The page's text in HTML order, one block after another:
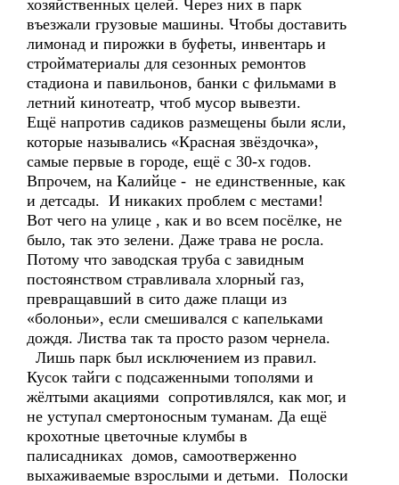
хозяйственных целей. Через них в парк
въезжали грузовые машины. Чтобы доставить
лимонад и пирожки в буфеты, инвентарь и
стройматериалы для сезонных ремонтов
стадиона и павильонов, банки с фильмами в
летний кинотеатр, чтоб мусор вывезти.
Ещё напротив садиков размещены были ясли,
которые назывались «Красная звёздочка»,
самые первые в городе, ещё с 30-х годов.
Впрочем, на Калийце - не единственные, как
и детсады. И никаких проблем с местами!
Вот чего на улице , как и во всем посёлке, не
было, так это зелени. Даже трава не росла.
Потому что заводская труба с завидным
постоянством стравливала хлорный газ,
превращавший в сито даже плащи из
«болоньи», если смешивался с капельками
дождя. Листва так та просто разом чернела.
Лишь парк был исключением из правил.
Кусок тайги с подсаженными тополями и
жёлтыми акациями сопротивлялся, как мог, и
не уступал смертоносным туманам. Да ещё
крохотные цветочные клумбы в
палисадниках домов, самоотверженно
выхаживаемые взрослыми и детьми. Полоски